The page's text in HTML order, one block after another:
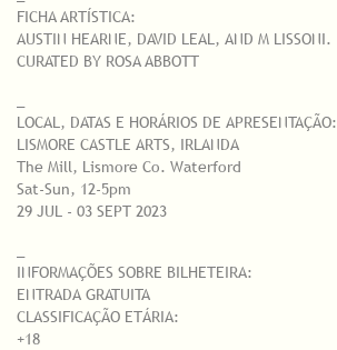
FICHA ARTÍSTICA:
AUSTIN HEARNE, DAVID LEAL, AND M LISSONI.
CURATED BY ROSA ABBOTT
LOCAL, DATAS E HORÁRIOS DE APRESENTAÇÃO:
LISMORE CASTLE ARTS, IRLANDA
The Mill, Lismore Co. Waterford
Sat-Sun, 12-5pm
29 JUL - 03 SEPT 2023
INFORMAÇÕES SOBRE BILHETEIRA:
ENTRADA GRATUITA
CLASSIFICAÇÃO ETÁRIA:
+18